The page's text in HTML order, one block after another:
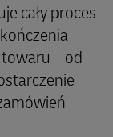
cały proces
– od